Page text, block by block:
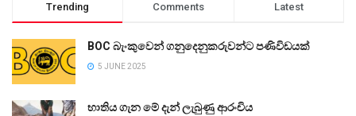
Trending Comments Latest
BOC බැංකුවෙන් ගනුදෙනුකරුවන්ට පණිවිඩයක්
5 JUNE 2025
භාතිය ගැන මේ දැන් ලැබුණු ආරංචිය